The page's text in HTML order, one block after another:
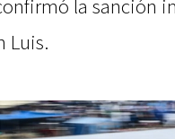
la sanción
Luis.